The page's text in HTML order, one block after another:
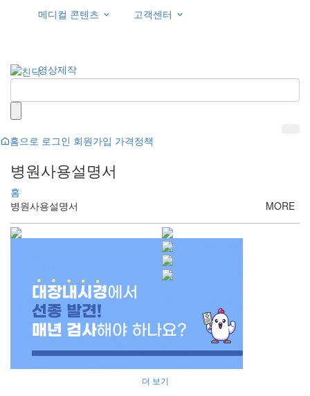
메디컬 콘텐츠
영상제작
고객센터
홈으로 로그인 회원가입 가격정책
병원사용설명서
MORE
홈
병원사용설명서
더 보기